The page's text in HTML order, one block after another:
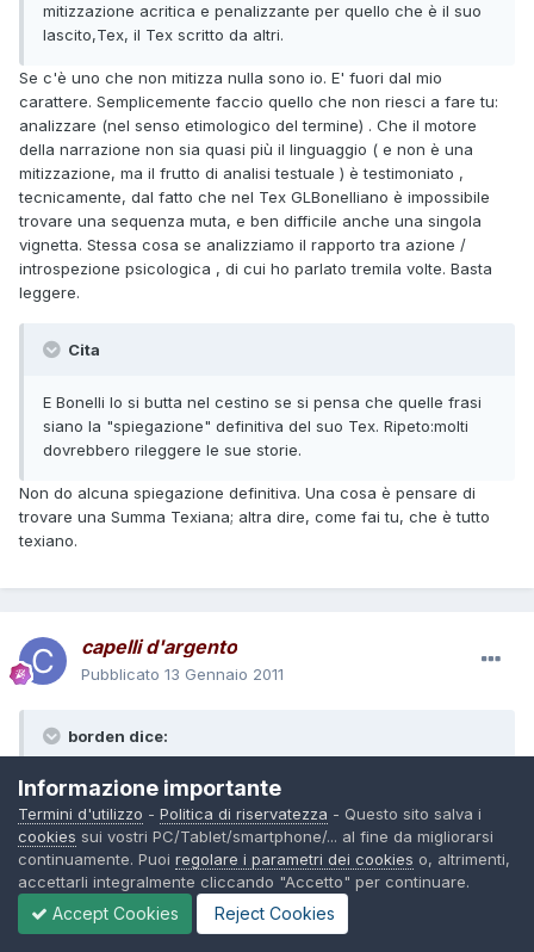
mitizzazione acritica e penalizzante per quello che è il suo
lascito,Tex, il Tex scritto da altri.
Se c'è uno che non mitizza nulla sono io. E' fuori dal mio
carattere. Semplicemente faccio quello che non riesci a fare tu:
analizzare (nel senso etimologico del termine) . Che il motore
della narrazione non sia quasi più il linguaggio ( e non è una
mitizzazione, ma il frutto di analisi testuale ) è testimoniato ,
tecnicamente, dal fatto che nel Tex GLBonelliano è impossibile
trovare una sequenza muta, e ben difficile anche una singola
vignetta. Stessa cosa se analizziamo il rapporto tra azione /
introspezione psicologica , di cui ho parlato tremila volte. Basta
leggere.
Cita
E Bonelli lo si butta nel cestino se si pensa che quelle frasi
siano la "spiegazione" definitiva del suo Tex. Ripeto:molti
dovrebbero rileggere le sue storie.
Non do alcuna spiegazione definitiva. Una cosa è pensare di
trovare una Summa Texiana; altra dire, come fai tu, che è tutto
texiano.
capelli d'argento
Pubblicato 13 Gennaio 2011
borden dice:
Un genio sul finire della carriera può dire qualsiasi cosa, ma
da parte nostra prendere DEL TUTTO sul serio battute del
genere, dette per sorprendere, divertirsi e stupire, sarebbe
proprio una grossa ingenuità.
Borden
Informazione importante
Termini d'utilizzo - Politica di riservatezza - Questo sito salva i
cookies sui vostri PC/Tablet/smartphone/... al fine da migliorarsi
continuamente. Puoi regolare i parametri dei cookies o, altrimenti,
accettarli integralmente cliccando "Accetto" per continuare.
Accept Cookies Reject Cookies